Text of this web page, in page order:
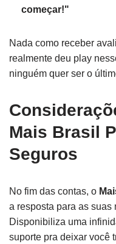
começar!"
Nada como receber
realmente deu play
ninguém quer ser o
Mais Brasil
Seguros
No fim das contas, o
a resposta para as suas
Disponibiliza uma
suporte pra deixar você